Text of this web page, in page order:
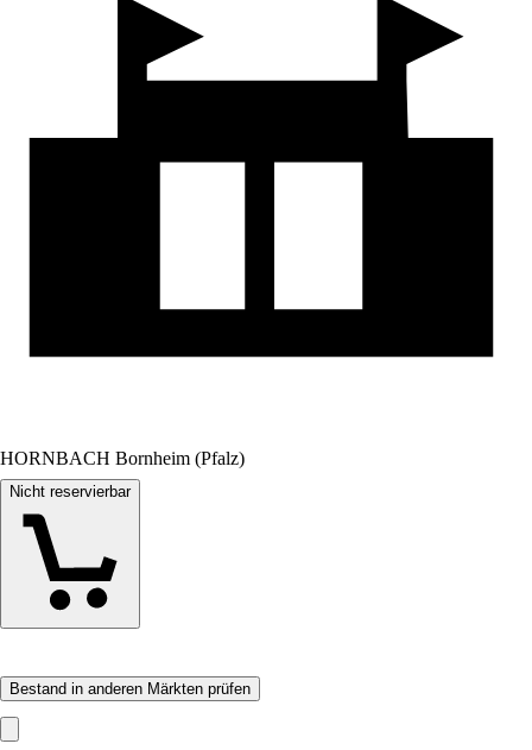
HORNBACH Bornheim (Pfalz)
Nicht reservierbar
Bestand in anderen Märkten prüfen